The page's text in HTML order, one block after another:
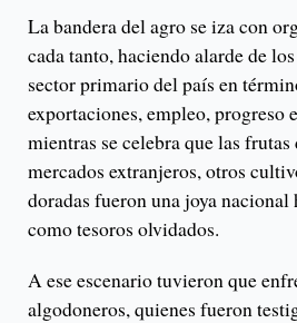
La bandera del agro se iza con
cada tanto, haciendo alarde de
sector primario del país en
exportaciones, empleo, progreso
mientras se celebra que las
mercados extranjeros, otros
doradas fueron una joya nacional
como tesoros olvidados.
A ese escenario tuvieron que
algodoneros, quienes fueron